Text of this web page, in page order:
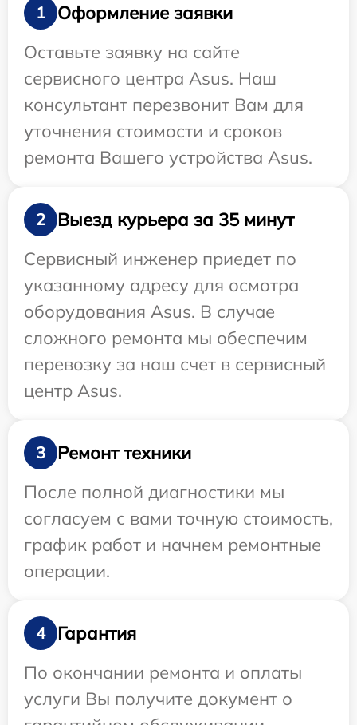
1
Оформление заявки
Оставьте заявку на сайте
сервисного центра Asus. Наш
консультант перезвонит Вам для
уточнения стоимости и сроков
ремонта Вашего устройства Asus.
2
Выезд курьера за 35 минут
Сервисный инженер приедет по
указанному адресу для осмотра
оборудования Asus. В случае
сложного ремонта мы обеспечим
перевозку за наш счет в сервисный
центр Asus.
3
Ремонт техники
После полной диагностики мы
согласуем с вами точную стоимость,
график работ и начнем ремонтные
операции.
4
Гарантия
По окончании ремонта и оплаты
услуги Вы получите документ о